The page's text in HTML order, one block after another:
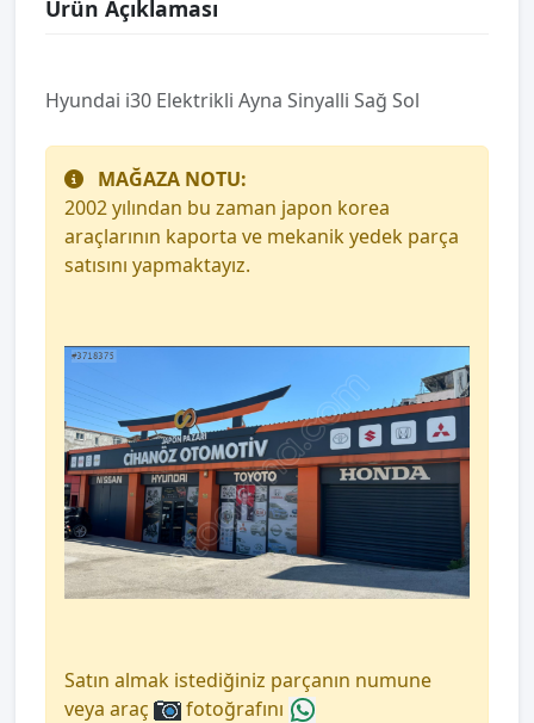
Ürün Açıklaması
Hyundai i30 Elektrikli Ayna Sinyalli Sağ Sol
MAĞAZA NOTU:
2002 yılından bu zaman japon korea
araçlarının kaporta ve mekanik yedek parça
satısını yapmaktayız.
Satın almak istediğiniz parçanın numune
veya araç
fotoğrafını